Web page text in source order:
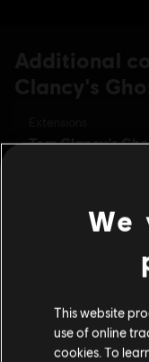
We
This website
use of online
cookies. To